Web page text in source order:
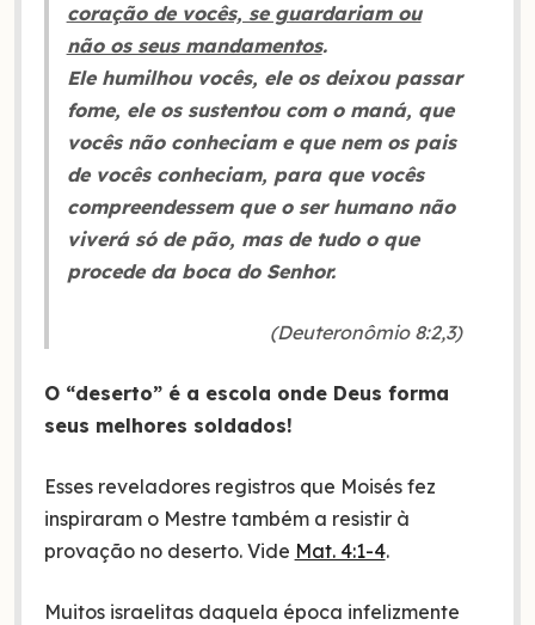
coração de vocês, se guardariam ou
não os seus mandamentos.
Ele humilhou vocês, ele os deixou passar
fome, ele os sustentou com o maná, que
vocês não conheciam e que nem os pais
de vocês conheciam, para que vocês
compreendessem que o ser humano não
viverá só de pão, mas de tudo o que
procede da boca do Senhor.
(Deuteronômio 8:2,3)
O “deserto” é a escola onde Deus forma
seus melhores soldados!
Esses reveladores registros que Moisés fez
inspiraram o Mestre também a resistir à
provação no deserto. Vide Mat. 4:1-4.
Muitos israelitas daquela época infelizmente